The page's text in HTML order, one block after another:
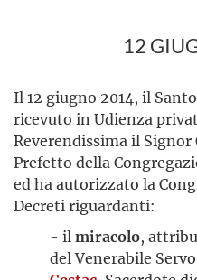
12
Il 12 giugno 2014, il
ricevuto in Udienza
Reverendissima il Signor
Prefetto della
ed ha autorizzato la
Decreti riguardanti:
- il miracolo,
del Venerabile